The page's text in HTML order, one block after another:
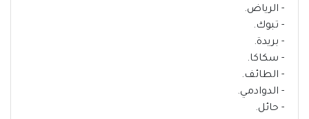
- الرياض.
- تبوك.
- بريدة.
- سكاكا.
- الطائف.
- الدوادمي.
- حائل.